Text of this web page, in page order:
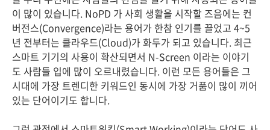
이 많이 있습니다. NoPD 가 사회 생활을 시작할 즈음에는 컨
버전스(Convergence)라는 용어가 한참 인기를 끌었고 4~5
년 전부터는 클라우드(Cloud)가 화두가 되고 있습니다. 최근
스마트 기기의 사용이 확산되면서 N-Screen 이라는 이야기
도 사람들 입에 많이 오르내렸습니다. 이런 모든 용어들은 그
시대에 가장 트렌디한 키워드인 동시에 가장 거품이 많이 끼어
있는 단어이기도 합니다.